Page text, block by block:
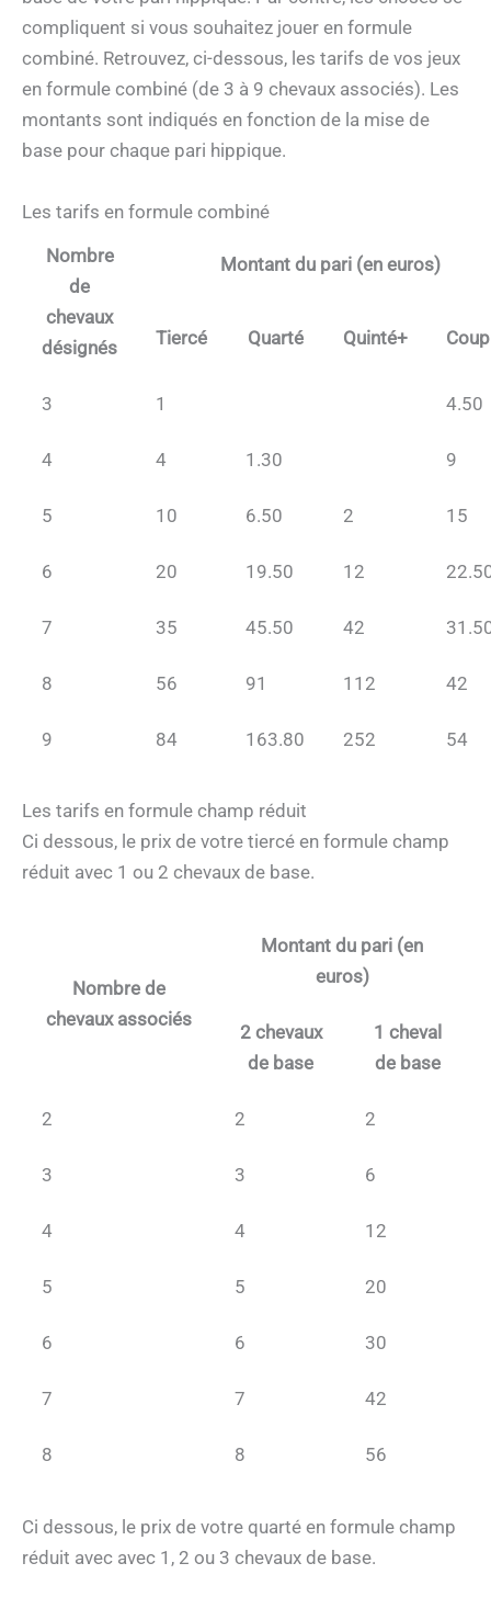
compliquent si vous souhaitez jouer en formule
combiné. Retrouvez, ci-dessous, les tarifs de vos jeux
en formule combiné (de 3 à 9 chevaux associés). Les
montants sont indiqués en fonction de la mise de
base pour chaque pari hippique.
Les tarifs en formule combiné
Nombre
de
chevaux
désignés
Montant du pari (en euros)
Tiercé Quarté Quinté+
3 1 4.50
4 4 1.30 9
5 10 6.50 2 15
6 20 19.50 12
7 35 45.50 42
8 56 91 112 42
9 84 163.80 252 54
Les tarifs en formule champ réduit
Ci dessous, le prix de votre tiercé en formule champ
réduit avec 1 ou 2 chevaux de base.
Nombre de
chevaux associés
Montant du pari (en
euros)
2 chevaux
de base
1 cheval
de base
2 2 2
3 3 6
4 4 12
5 5 20
6 6 30
7 7 42
8 8 56
Ci dessous, le prix de votre quarté en formule champ
réduit avec avec 1, 2 ou 3 chevaux de base.